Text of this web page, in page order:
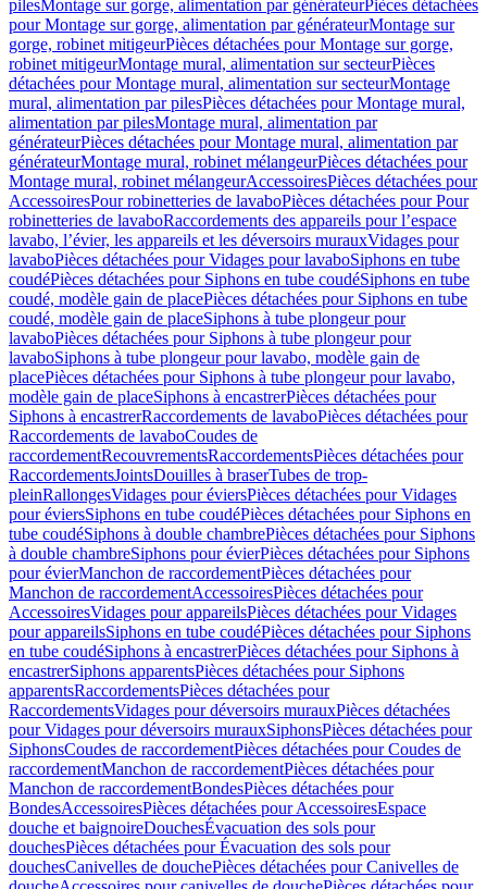
pilesMontage sur gorge, alimentation par générateurPièces détachées
pour Montage sur gorge, alimentation par générateurMontage sur
gorge, robinet mitigeurPièces détachées pour Montage sur gorge,
robinet mitigeurMontage mural, alimentation sur secteurPièces
détachées pour Montage mural, alimentation sur secteurMontage
mural, alimentation par pilesPièces détachées pour Montage mural,
alimentation par pilesMontage mural, alimentation par
générateurPièces détachées pour Montage mural, alimentation par
générateurMontage mural, robinet mélangeurPièces détachées pour
Montage mural, robinet mélangeurAccessoiresPièces détachées pour
AccessoiresPour robinetteries de lavaboPièces détachées pour Pour
robinetteries de lavaboRaccordements des appareils pour l’espace
lavabo, l’évier, les appareils et les déversoirs murauxVidages pour
lavaboPièces détachées pour Vidages pour lavaboSiphons en tube
coudéPièces détachées pour Siphons en tube coudéSiphons en tube
coudé, modèle gain de placePièces détachées pour Siphons en tube
coudé, modèle gain de placeSiphons à tube plongeur pour
lavaboPièces détachées pour Siphons à tube plongeur pour
lavaboSiphons à tube plongeur pour lavabo, modèle gain de
placePièces détachées pour Siphons à tube plongeur pour lavabo,
modèle gain de placeSiphons à encastrerPièces détachées pour
Siphons à encastrerRaccordements de lavaboPièces détachées pour
Raccordements de lavaboCoudes de
raccordementRecouvrementsRaccordementsPièces détachées pour
RaccordementsJointsDouilles à braserTubes de trop-
pleinRallongesVidages pour éviersPièces détachées pour Vidages
pour éviersSiphons en tube coudéPièces détachées pour Siphons en
tube coudéSiphons à double chambrePièces détachées pour Siphons
à double chambreSiphons pour évierPièces détachées pour Siphons
pour évierManchon de raccordementPièces détachées pour
Manchon de raccordementAccessoiresPièces détachées pour
AccessoiresVidages pour appareilsPièces détachées pour Vidages
pour appareilsSiphons en tube coudéPièces détachées pour Siphons
en tube coudéSiphons à encastrerPièces détachées pour Siphons à
encastrerSiphons apparentsPièces détachées pour Siphons
apparentsRaccordementsPièces détachées pour
RaccordementsVidages pour déversoirs murauxPièces détachées
pour Vidages pour déversoirs murauxSiphonsPièces détachées pour
SiphonsCoudes de raccordementPièces détachées pour Coudes de
raccordementManchon de raccordementPièces détachées pour
Manchon de raccordementBondesPièces détachées pour
BondesAccessoiresPièces détachées pour AccessoiresEspace
douche et baignoireDouchesÉvacuation des sols pour
douchesPièces détachées pour Évacuation des sols pour
douchesCanivelles de douchePièces détachées pour Canivelles de